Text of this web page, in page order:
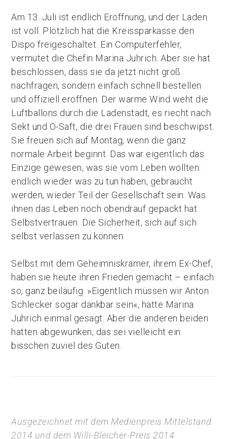
Am 13. Juli ist endlich Eröffnung, und der Laden
ist voll. Plötzlich hat die Kreissparkasse den
Dispo freigeschaltet. Ein Computerfehler,
vermutet die Chefin Marina Juhrich. Aber sie hat
beschlossen, dass sie da jetzt nicht groß
nachfragen, sondern einfach schnell bestellen
und offiziell eröffnen. Der warme Wind weht die
Luftballons durch die Ladenstadt, es riecht nach
Sekt und O-Saft, die drei Frauen sind beschwipst.
Sie freuen sich auf Montag, wenn die ganz
normale Arbeit beginnt. Das war eigentlich das
Einzige gewesen, was sie vom Leben wollten:
endlich wieder was zu tun haben, gebraucht
werden, wieder Teil der Gesellschaft sein. Was
ihnen das Leben noch obendrauf gepackt hat:
Selbstvertrauen. Die Sicherheit, sich auf sich
selbst verlassen zu können.
Selbst mit dem Geheimniskrämer, ihrem Ex-Chef,
haben sie heute ihren Frieden gemacht – einfach
so, ganz beiläufig. »Eigentlich müssen wir Anton
Schlecker sogar dankbar sein«, hatte Marina
Juhrich einmal gesagt. Aber die anderen beiden
hatten abgewunken; das sei vielleicht ein
bisschen zuviel des Guten.
Ausgezeichnet mit dem Medienpreis Mittelstand
2014 und dem Willi-Bleicher-Preis 2014